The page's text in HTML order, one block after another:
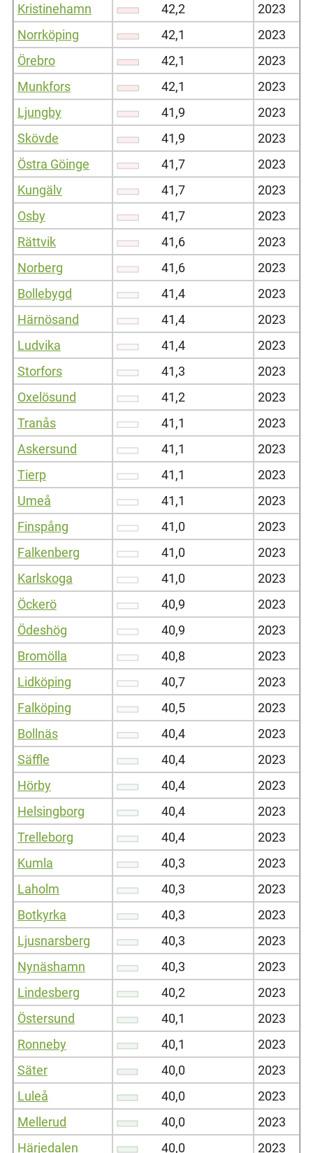
Kristinehamn
42,2
2023
Norrköping
42,1
2023
Örebro
42,1
2023
Munkfors
42,1
2023
Ljungby
41,9
2023
Skövde
41,9
2023
Östra Göinge
41,7
2023
Kungälv
41,7
2023
Osby
41,7
2023
Rättvik
41,6
2023
Norberg
41,6
2023
Bollebygd
41,4
2023
Härnösand
41,4
2023
Ludvika
41,4
2023
Storfors
41,3
2023
Oxelösund
41,2
2023
Tranås
41,1
2023
Askersund
41,1
2023
Tierp
41,1
2023
Umeå
41,1
2023
Finspång
41,0
2023
Falkenberg
41,0
2023
Karlskoga
41,0
2023
Öckerö
40,9
2023
Ödeshög
40,9
2023
Bromölla
40,8
2023
Lidköping
40,7
2023
Falköping
40,5
2023
Bollnäs
40,4
2023
Säffle
40,4
2023
Hörby
40,4
2023
Helsingborg
40,4
2023
Trelleborg
40,4
2023
Kumla
40,3
2023
Laholm
40,3
2023
Botkyrka
40,3
2023
Ljusnarsberg
40,3
2023
Nynäshamn
40,3
2023
Lindesberg
40,2
2023
Östersund
40,1
2023
Ronneby
40,1
2023
Säter
40,0
2023
Luleå
40,0
2023
Mellerud
40,0
2023
Härjedalen
40,0 2023